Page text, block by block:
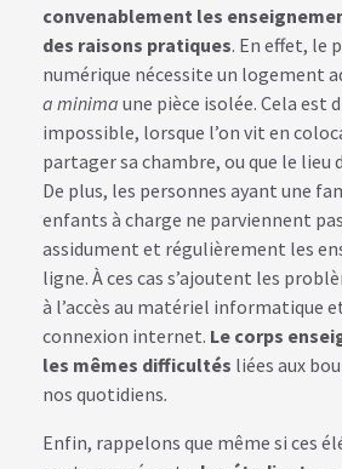
convenablement les
des raisons pratiques. En effet, le
numérique nécessite un logement
a minima une pièce isolée. Cela est
impossible, lorsque l’on vit en
partager sa chambre, ou que le lieu
De plus, les personnes ayant une
enfants à charge ne parviennent
assidument et régulièrement les
ligne. À ces cas s’ajoutent les
à l’accès au matériel informatique
connexion internet. Le corps
les mêmes difficultés liées aux
nos quotidiens.
Enfin, rappelons que même si ces